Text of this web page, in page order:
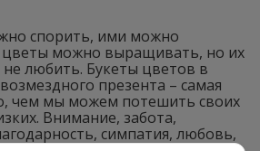
спорить, ими можно
цветы можно выращивать, но их
любить. Букеты цветов в
презента – самая
чем мы можем потешить своих
Внимание, забота,
симпатия, любовь,